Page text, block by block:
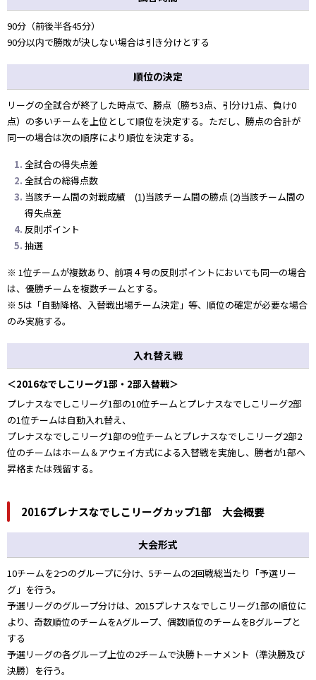
90分（前後半各45分）
90分以内で勝敗が決しない場合は引き分けとする
順位の決定
リーグの全試合が終了した時点で、勝点（勝ち3点、引分け1点、負け0
点）の多いチームを上位として順位を決定する。ただし、勝点の合計が
同一の場合は次の順序により順位を決定する。
全試合の得失点差
全試合の総得点数
当該チーム間の対戦成績 (1)当該チーム間の勝点 (2)当該チーム間の
得失点差
反則ポイント
抽選
※ 1位チームが複数あり、前項４号の反則ポイントにおいても同一の場合
は、優勝チームを複数チームとする。
※ 5は「自動降格、入替戦出場チーム決定」等、順位の確定が必要な場合
のみ実施する。
入れ替え戦
＜2016なでしこリーグ1部・2部入替戦＞
プレナスなでしこリーグ1部の10位チームとプレナスなでしこリーグ2部
の1位チームは自動入れ替え、
プレナスなでしこリーグ1部の9位チームとプレナスなでしこリーグ2部2
位のチームはホーム＆アウェイ方式による入替戦を実施し、勝者が1部へ
昇格または残留する。
2016プレナスなでしこリーグカップ1部 大会概要
大会形式
10チームを2つのグループに分け、5チームの2回戦総当たり「予選リー
グ」を行う。
予選リーグのグループ分けは、2015プレナスなでしこリーグ1部の順位に
より、奇数順位のチームをAグループ、偶数順位のチームをBグループと
する
予選リーグの各グループ上位の2チームで決勝トーナメント（準決勝及び
決勝）を行う。